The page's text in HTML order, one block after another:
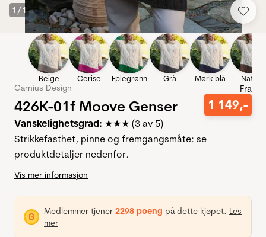
1 /1
Beige Cerise Eplegrønn Grå Mørk blå Natur
Garnius Design
426K-01f Moove Genser
Fra
1 149,-
Vanskelighetsgrad: ★★★ (3 av 5)
Strikkefasthet, pinne og fremgangsmåte: se
produktdetaljer nedenfor.
Vis mer informasjon
Medlemmer tjener 2298 poeng på dette kjøpet. Les
mer